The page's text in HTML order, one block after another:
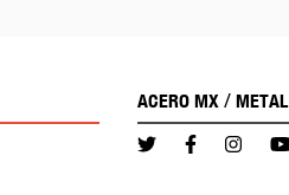
ACERO MX / METAL